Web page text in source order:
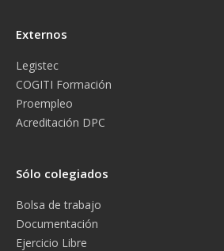
Externos
Legistec
COGITI Formación
Proempleo
Acreditación DPC
Sólo colegiados
Bolsa de trabajo
Documentación
Ejercicio Libre